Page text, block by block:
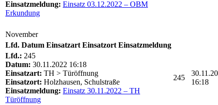
Einsatzmeldung: Einsatz 03.12.2022 – OBM
Erkundung
November
Lfd. Datum Einsatzart Einsatzort Einsatzmeldung
Lfd.: 245
Datum: 30.11.2022 16:18
Einsatzart: TH > Türöffnung
Einsatzort: Holzhausen, Schulstraße
Einsatzmeldung: Einsatz 30.11.2022 – TH
Türöffnung
245
16:18